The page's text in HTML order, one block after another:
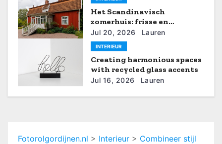
a
t
e
Het Scandinavisch
zomerhuis: frisse en
rustgevende interieurideeën
Jul 20, 2026 Lauren
INTERIEUR
Creating harmonious spaces
with recycled glass accents
Jul 16, 2026 Lauren
Fotorolgordijnen.nl > Interieur > Combineer stijl